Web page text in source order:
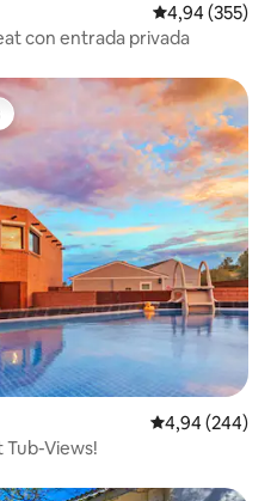
Calificación
4,94 (355)
con entrada privada
más destacados
Calificación
4,94 (244)
Views!